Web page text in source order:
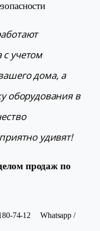
учетом
дома, а
оборудования в
удивят!
продаж по
74-12 Whatsapp /